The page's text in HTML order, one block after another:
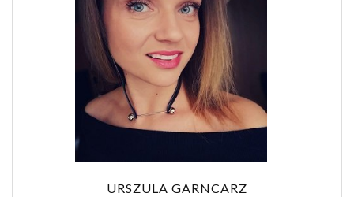
URSZULA GARNCARZ